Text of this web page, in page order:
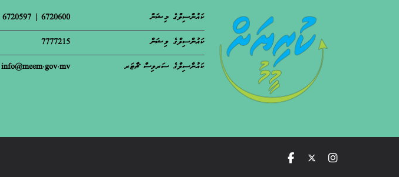
6720600 | 6720597
7777215
info@meem.gov.mv
ކައުންސިލްގެ މިޝަން
ކައުންސިލްގެ ވިޝަން
ކައުންސިލްގެ ސަރވިސް ޗާޓަރ